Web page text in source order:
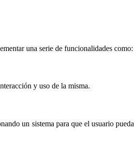
una serie de funcionalidades como:
y uso de la misma.
un sistema para que el usuario